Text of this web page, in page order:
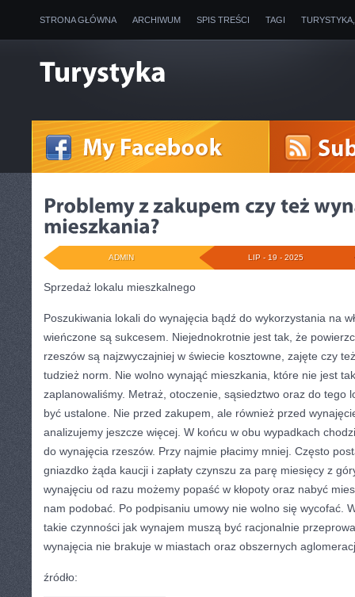
STRONA GŁÓWNA ARCHIWUM SPIS TREŚCI TAGI
LIP - 19 - 2025
ADMIN
Sprzedaż lokalu mieszkalnego
Poszukiwania lokali do wynajęcia bądź do wykorzystania na
wieńczone są sukcesem. Niejednokrotnie jest tak, że
rzeszów są najzwyczajniej w świecie kosztowne, zajęte czy
tudzież norm. Nie wolno wynająć mieszkania, które nie jest
zaplanowaliśmy. Metraż, otoczenie, sąsiedztwo oraz do tego
być ustalone. Nie przed zakupem, ale również przed
analizujemy jeszcze więcej. W końcu w obu wypadkach
do wynajęcia rzeszów. Przy najmie płacimy mniej. Często
gniazdko żąda kaucji i zapłaty czynszu za parę miesięcy z
wynajęciu od razu możemy popaść w kłopoty oraz nabyć
nam podobać. Po podpisaniu umowy nie wolno się wycofać.
takie czynności jak wynajem muszą być racjonalnie
wynajęcia nie brakuje w miastach oraz obszernych
źródło: